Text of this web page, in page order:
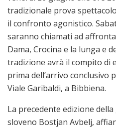
tradizionale prova
il confronto agonistico.
saranno chiamati ad
Dama, Crocina e la lunga e
tradizione avrà il compito di
prima dell’arrivo conclusivo
Viale Garibaldi, a Bibbiena.
La precedente edizione
sloveno Bostjan Avbelj,